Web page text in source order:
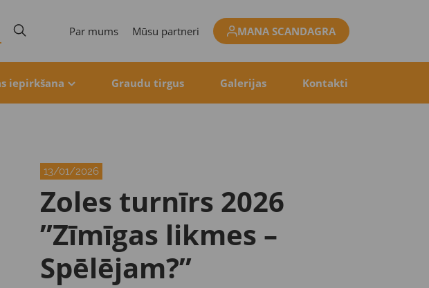
Par mums Mūsu partneri MANA SCANDAGRA
iepirkšana Graudu tirgus Galerijas Kontakti
13/01/2026
Zoles turnīrs 2026
”Zīmīgas likmes –
Spēlējam?”